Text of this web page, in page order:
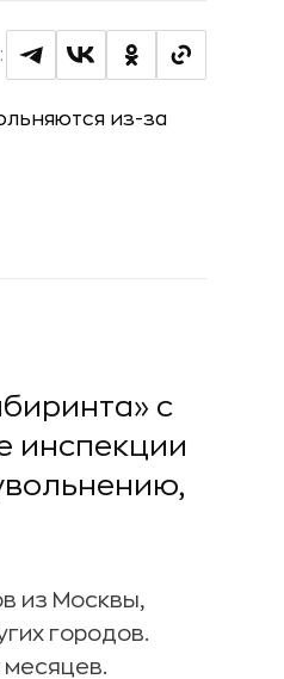
с
инспекции
из Москвы,
городов.
месяцев.